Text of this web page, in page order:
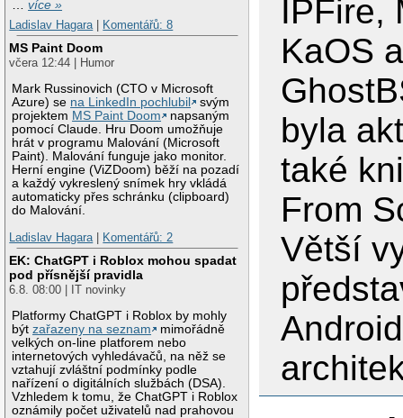
…více »
Ladislav Hagara
Komentářů: 8
MS Paint Doom
včera 12:44 | Humor
Mark Russinovich (CTO v Microsoft
Azure) se na LinkedIn pochlubil
svým
projektem MS Paint Doom
napsaným
pomocí Claude. Hru Doom umožňuje
hrát v programu Malování (Microsoft
Paint). Malování funguje jako monitor.
Herní engine (ViZDoom) běží na pozadí
a každý vykreslený snímek hry vkládá
automaticky přes schránku (clipboard)
do Malování.
Ladislav Hagara
Komentářů: 2
EK: ChatGPT i Roblox mohou spadat
pod přísnější pravidla
6.8. 08:00 | IT novinky
Platformy ChatGPT i Roblox by mohly
býtzařazeny na seznam
mimořádně
velkých on-line platforem nebo
internetových vyhledávačů, na něž se
vztahují zvláštní podmínky podle
nařízení o digitálních službách (DSA).
Vzhledem k tomu, že ChatGPT i Roblox
oznámily počet uživatelů nad prahovou
IPFire,
KaOS
byla
také
From
Větší